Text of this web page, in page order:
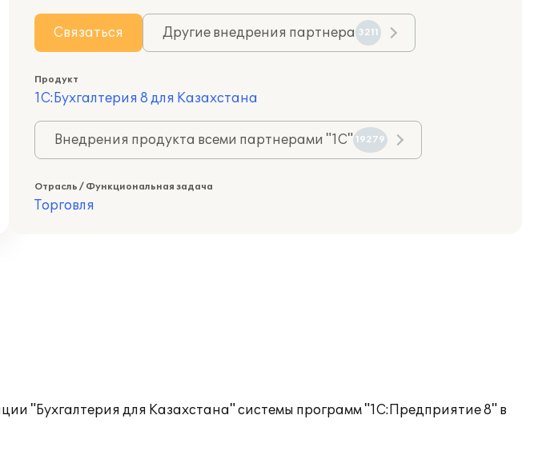
Связаться Другие внедрения партнера 3211
Продукт
1С:Бухгалтерия 8 для Казахстана
Внедрения продукта всеми партнерами "1С" 19279
Отрасль / Функциональная задача
Торговля
"Бухгалтерия для Казахстана" системы программ "1С:Предприятие 8" в